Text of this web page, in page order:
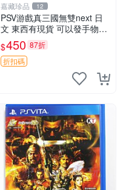
嘉藏珍品 12
PSV游戲真三國無雙next 日
文 東西有現貨 可以發手物品
無質量問題售不退不換
$450 87折
折扣碼